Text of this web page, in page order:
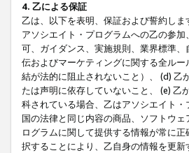
4. 乙による保証
乙は、以下を表明、保証および誓約し
アソシエイト・プログラムへの乙の参
可、ガイダンス、実施規則、業界標準
伝およびマーケティングに関する全ル
結が法的に阻止されないこと）、 (d) 乙
たは声明に依存していないこと、 (e)
科されている場合、乙はアソシエイト
国の法律と同じ内容の商品、ソフトウ
ログラムに関して提供する情報が常に
択することにより、乙自身の情報を更新